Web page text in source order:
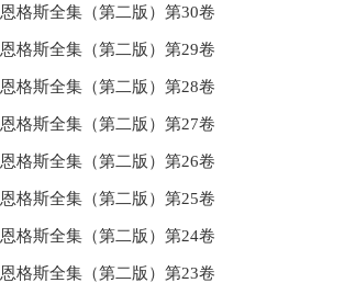
格斯全集（第二版）第30卷
格斯全集（第二版）第29卷
格斯全集（第二版）第28卷
格斯全集（第二版）第27卷
格斯全集（第二版）第26卷
格斯全集（第二版）第25卷
格斯全集（第二版）第24卷
格斯全集（第二版）第23卷